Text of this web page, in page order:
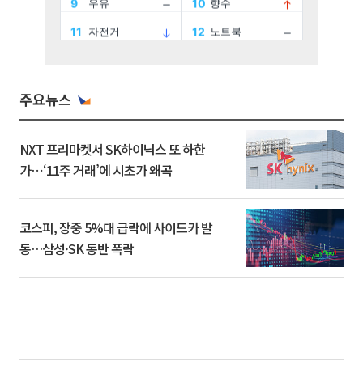
주요뉴스
NXT 프리마켓서 SK하이닉스 또 하한
가⋯‘11주 거래’에 시초가 왜곡
코스피, 장중 5%대 급락에 사이드카 발
동…삼성·SK 동반 폭락